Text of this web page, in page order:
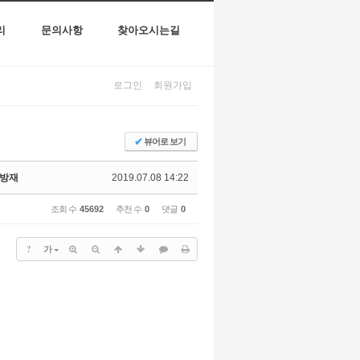
문의사항 찾아오시는길
로그인 회원가입
✔뷰어로 보기
2019.07.08 14:22
재
조회 수 45692 추천 수 0 댓글 0
? 가